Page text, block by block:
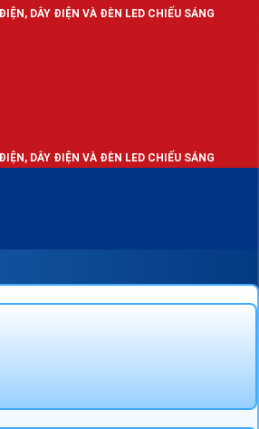
ĐÈN LED CHIẾU SÁNG
ĐÈN LED CHIẾU SÁNG